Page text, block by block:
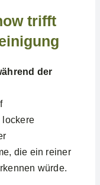
trifft
der
lockere
die ein reiner
würde.